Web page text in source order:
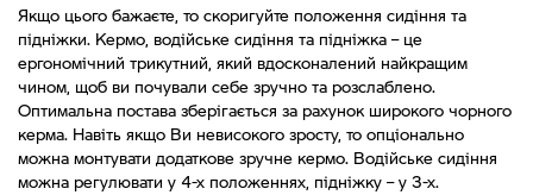
Якщо цього бажаєте, то скоригуйте положення сидіння та
підніжки. Кермо, водійське сидіння та підніжка – це
ергономічний трикутний, який вдосконалений найкращим
чином, щоб ви почували себе зручно та розслаблено.
Оптимальна постава зберігається за рахунок широкого чорного
керма. Навіть якщо Ви невисокого зросту, то опціонально
можна монтувати додаткове зручне кермо. Водійське сидіння
можна регулювати у 4-х положеннях, підніжку – у 3-х.